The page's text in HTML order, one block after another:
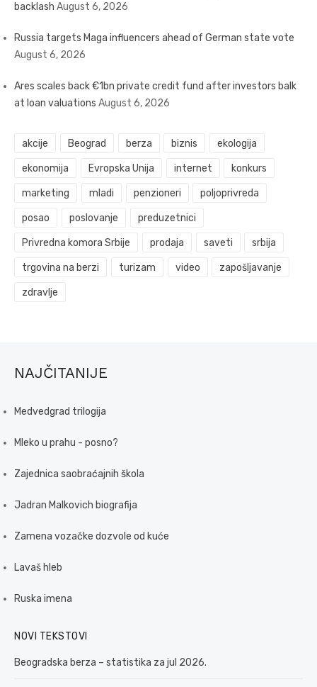
backlash August 6, 2026
Russia targets Maga influencers ahead of German state vote
August 6, 2026
Ares scales back €1bn private credit fund after investors balk
at loan valuations August 6, 2026
akcije Beograd berza biznis ekologija
ekonomija Evropska Unija internet konkurs
marketing mladi penzioneri poljoprivreda
posao poslovanje preduzetnici
Privredna komora Srbije prodaja saveti srbija
trgovina na berzi turizam video zapošljavanje
zdravlje
NAJČITANIJE
Medvedgrad trilogija
Mleko u prahu - posno?
Zajednica saobraćajnih škola
Jadran Malkovich biografija
Zamena vozačke dozvole od kuće
Lavaš hleb
Ruska imena
NOVI TEKSTOVI
Beogradska berza – statistika za jul 2026.